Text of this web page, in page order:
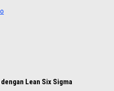
Lean Six Sigma